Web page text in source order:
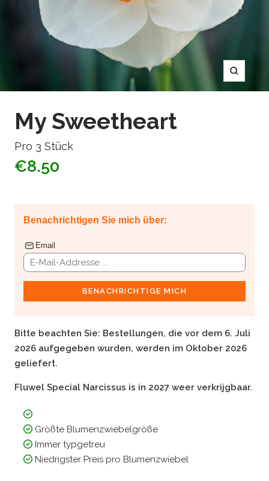
Zoom
My Sweetheart
Pro 3 Stück
€8.50
Benachrichtigen Sie mich über:
Email
BENACHRICHTIGE MICH
Bitte beachten Sie: Bestellungen, die vor dem 6. Juli
2026 aufgegeben wurden, werden im Oktober 2026
geliefert.
Fluwel Special Narcissus is in 2027 weer verkrijgbaar.
Größte Blumenzwiebelgröße
Immer typgetreu
Niedrigster Preis pro Blumenzwiebel